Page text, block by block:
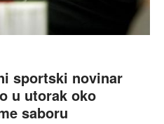
sportski novinar
u utorak oko
saboru